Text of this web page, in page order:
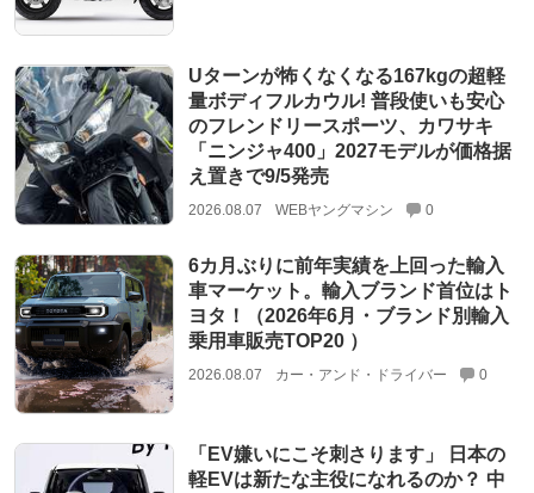
Uターンが怖くなくなる167kgの超軽
量ボディフルカウル! 普段使いも安心
のフレンドリースポーツ、カワサキ
「ニンジャ400」2027モデルが価格据
え置きで9/5発売
2026.08.07 WEBヤングマシン 0
6カ月ぶりに前年実績を上回った輸入
車マーケット。輸入ブランド首位はト
ヨタ！（2026年6月・ブランド別輸入
乗用車販売TOP20 ）
2026.08.07 カー・アンド・ドライバー 0
「EV嫌いにこそ刺さります」 日本の
軽EVは新たな主役になれるのか？ 中